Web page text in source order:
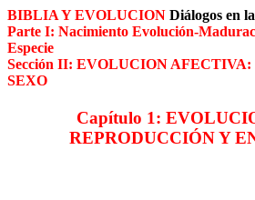
BIBLIA Y EVOLUCION Diálogos en
Parte I: Nacimiento Evolución-
Especie
Sección II: EVOLUCION
SEXO
Capítulo 1:
REPRODUCCIÓN Y